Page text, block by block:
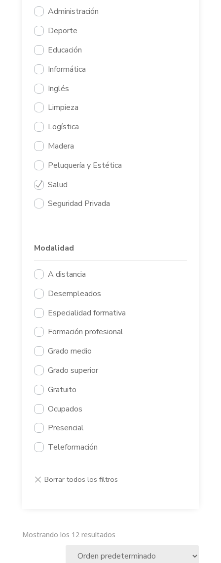
Administración
Deporte
Educación
Informática
Inglés
Limpieza
Logística
Madera
Peluquería y Estética
Salud
Seguridad Privada
Modalidad
A distancia
Desempleados
Especialidad formativa
Formación profesional
Grado medio
Grado superior
Gratuito
Ocupados
Presencial
Teleformación
Mostrando los 12 resultados